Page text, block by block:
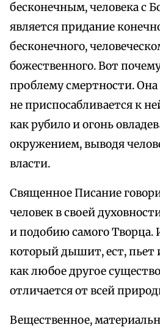
бесконечным, человека с
является придание
бесконечного,
божественного. Вот
проблему смертности. Она
не приспосабливается к
как рубило и огонь
окружением, выводя
власти.
Священное Писание
человек в своей
и подобию самого Творца.
который дышит, ест, пьет
как любое другое
отличается от всей
Вещественное,